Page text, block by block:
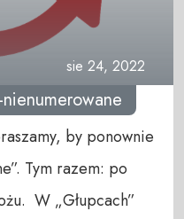
sie 24, 2022
by ponownie
Tym razem: po
W „Głupcach”